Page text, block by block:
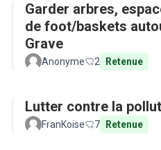
Garder arbres,
de foot/baskets
Grave
Anonyme 2 Retenue
Lutter contre la
FranKoise 7 Retenue